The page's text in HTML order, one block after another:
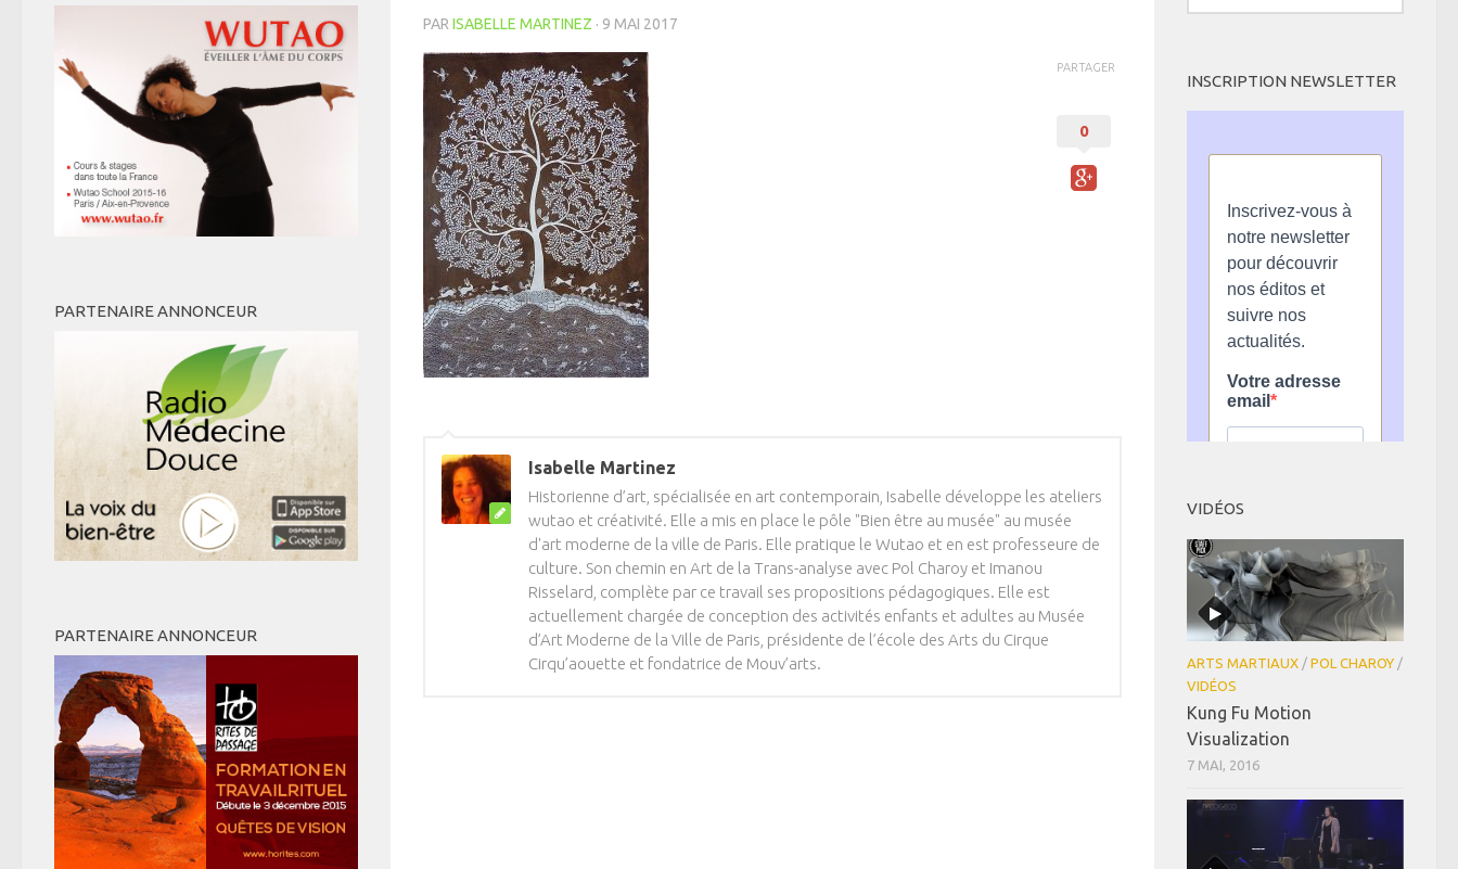
PAR ISABELLE MARTINEZ · 9 MAI 2017
PARTAGER
0
Isabelle Martinez
Historienne d’art, spécialisée en art contemporain, Isabelle développe les ateliers
wutao et créativité. Elle a mis en place le pôle "Bien être au musée" au musée
d'art moderne de la ville de Paris. Elle pratique le Wutao et en est professeure de
culture. Son chemin en Art de la Trans-analyse avec Pol Charoy et Imanou
Risselard, complète par ce travail ses propositions pédagogiques. Elle est
actuellement chargée de conception des activités enfants et adultes au Musée
d’Art Moderne de la Ville de Paris, présidente de l’école des Arts du Cirque
Cirqu’aouette et fondatrice de Mouv’arts.
PARTENAIRE ANNONCEUR
PARTENAIRE ANNONCEUR
INSCRIPTION NEWSLETTER
VIDÉOS
ARTS MARTIAUX / POL CHAROY /
VIDÉOS
Kung Fu Motion
Visualization
7 MAI, 2016